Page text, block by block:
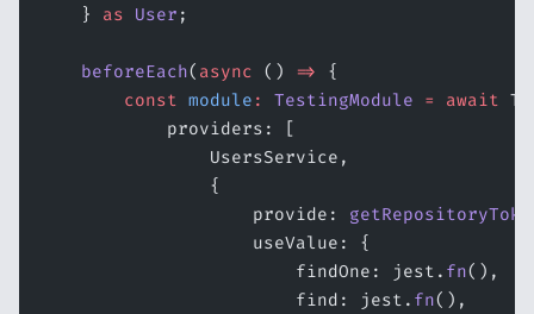
    }
as User ;
    beforeEach
( async () =>
{
        const
module : TestingModule = await
            providers: [
                UsersService,
                {
                    provide:
                    useValue: {
                        findOne: jest.
fn(),
                        find: jest.
fn(),